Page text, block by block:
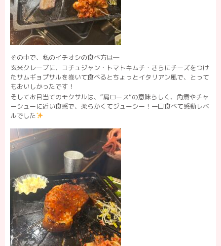
その中で、私のイチオシの食べ方は―
玄米クレープに、コチュジャン・トマトキムチ・さらにチーズをつけ
たサムギョプサルを巻いて食べるとちょっとイタリアン風で、とって
もおいしかったです！
そしてお目当てのモクサルは、“肩ロース”の意味らしく、角煮やチャ
ーシューに近い食感で、柔らかくてジューシー！一口食べて感動レベ
ルでした